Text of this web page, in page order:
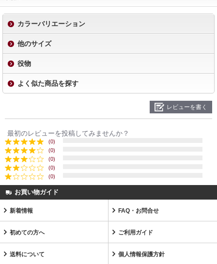
カラーバリエーション
他のサイズ
役物
よく似た商品を探す
レビューを書く
最初のレビューを投稿してみませんか？
(0)
(0)
(0)
(0)
(0)
お買い物ガイド
新着情報 FAQ・お問合せ
初めての方へ ご利用ガイド
送料について 個人情報保護方針